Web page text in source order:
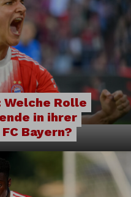
Welche Rolle
in ihrer
Bayern?